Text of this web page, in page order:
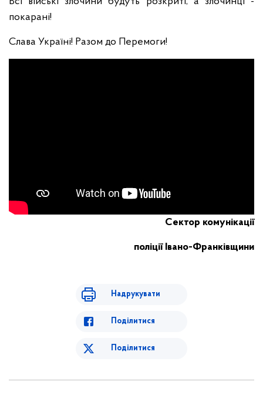
покарані!
Слава Україні! Разом до Перемоги!
Сектор комунікації
поліції Івано-Франківщини
Надрукувати
Поділитися
Поділитися